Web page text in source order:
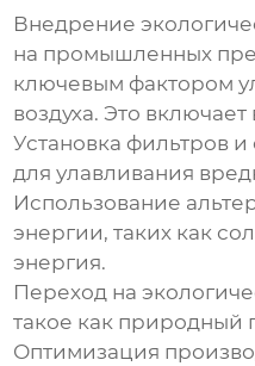
Внедрение
на промышленных
ключевым фактором
воздуха. Это включает
Установка фильтров
для улавливания
Использование
энергии, таких как
энергия.
Переход на
такое как природный
Оптимизация